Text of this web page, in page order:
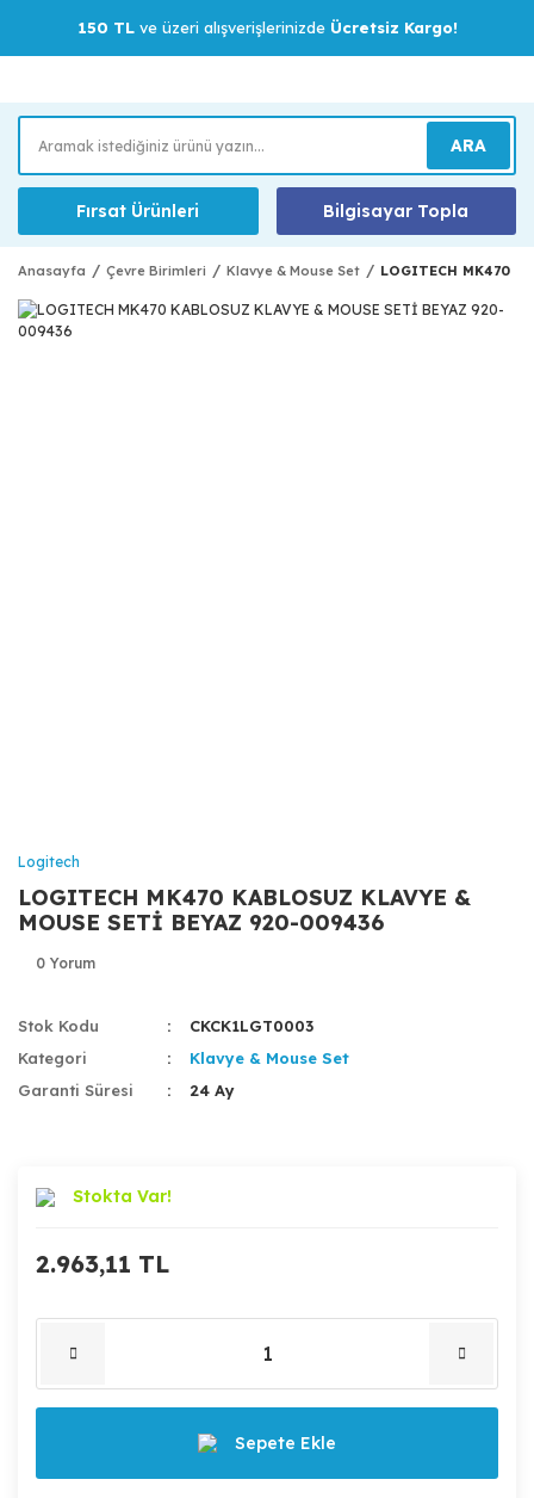
150 TLve üzeri alışverişlerinizde Ücretsiz Kargo!
ARA
Fırsat Ürünleri Bilgisayar Topla
Anasayfa Çevre Birimleri Klavye & Mouse Set LOGITECH MK470
Logitech
LOGITECH MK470 KABLOSUZ KLAVYE &
MOUSE SETİ BEYAZ 920-009436
0 Yorum
Stok Kodu
CKCK1LGT0003
Kategori
Klavye & Mouse Set
Garanti Süresi
24 Ay
Stokta Var!
2.963,11 TL
Sepete Ekle